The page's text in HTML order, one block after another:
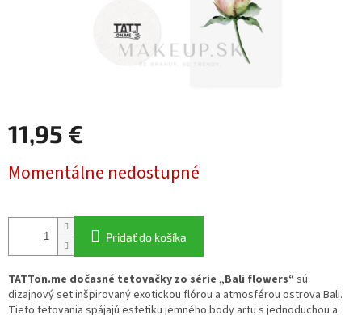
11,95 €
cena:
Momentálne nedostupné
Pridať do košíka
TATTon.me dočasné tetovačky zo série „Bali flowers“ sú
dizajnový set inšpirovaný exotickou flórou a atmosférou ostrova Bali.
Tieto tetovania spájajú estetiku jemného body artu s jednoduchou a